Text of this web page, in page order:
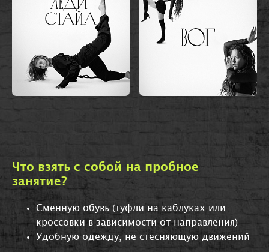
Что взять с собой на пробное
занятие?
Сменную обувь (туфли на каблуках или
кроссовки в зависимости от направления)
Удобную одежду, не стесняющую движений